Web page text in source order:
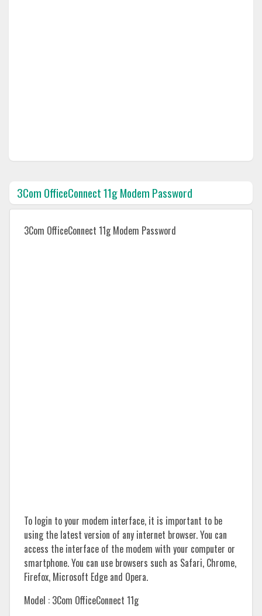
3Com OfficeConnect 11g Modem Password
3Com OfficeConnect 11g Modem Password
To login to your modem interface, it is important to be
using the latest version of any internet browser. You can
access the interface of the modem with your computer or
smartphone. You can use browsers such as Safari, Chrome,
Firefox, Microsoft Edge and Opera.
Model : 3Com OfficeConnect 11g